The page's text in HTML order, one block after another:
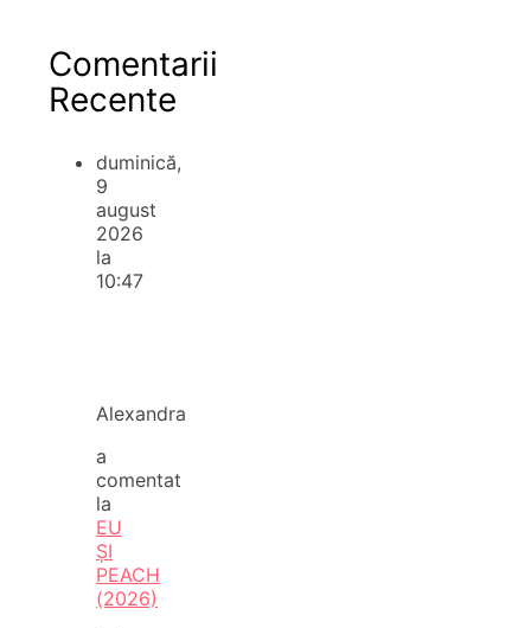
Comentarii
Recente
duminică,
9
august
2026
la
10:47
Alexandra
a
comentat
la
EU
ȘI
PEACH
(2026)